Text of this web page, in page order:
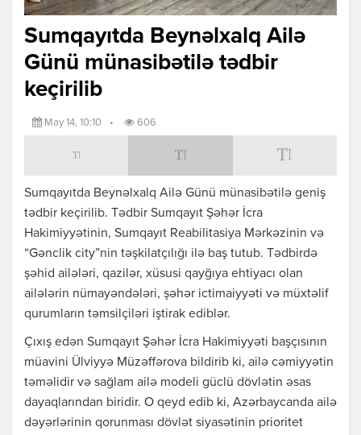
Sumqayıtda Beynəlxalq Ailə
Günü münasibətilə tədbir
keçirilib
May 14, 10:10 • 606
Sumqayıtda Beynəlxalq Ailə Günü münasibətilə geniş
tədbir keçirilib. Tədbir Sumqayıt Şəhər İcra
Hakimiyyətinin, Sumqayıt Reabilitasiya Mərkəzinin və
“Gənclik city”nin təşkilatçılığı ilə baş tutub. Tədbirdə
şəhid ailələri, qazilər, xüsusi qayğıya ehtiyacı olan
ailələrin nümayəndələri, şəhər ictimaiyyəti və müxtəlif
qurumların təmsilçiləri iştirak ediblər.
Çıxış edən Sumqayıt Şəhər İcra Hakimiyyəti başçısının
müavini Ülviyyə Müzəffərova bildirib ki, ailə cəmiyyətin
təməlidir və sağlam ailə modeli güclü dövlətin əsas
dayaqlarından biridir. O qeyd edib ki, Azərbaycanda ailə
dəyərlərinin qorunması dövlət siyasətinin prioritet